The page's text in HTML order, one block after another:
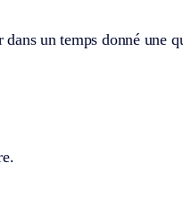
un temps donné une